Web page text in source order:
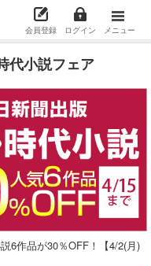
会員登録 ログイン メニュー
代小説フェア
6作品が30％OFF！【4/2(月)